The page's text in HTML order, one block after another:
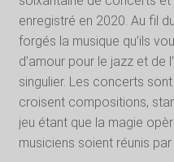
enregistré en 2020. Au fil
forgés la musique qu’ils
d’amour pour le jazz et de
singulier. Les concerts
croisent compositions,
jeu étant que la magie
musiciens soient réunis